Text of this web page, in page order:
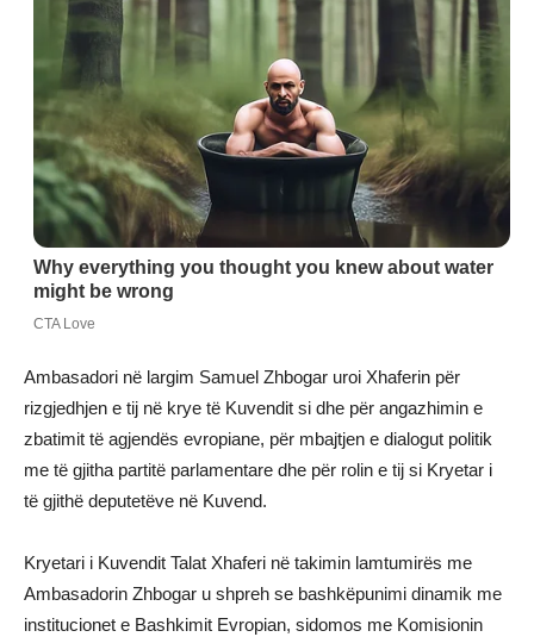
Ambasadori në largim Samuel Zhbogar uroi Xhaferin për
rizgjedhjen e tij në krye të Kuvendit si dhe për angazhimin e
zbatimit të agjendës evropiane, për mbajtjen e dialogut politik
me të gjitha partitë parlamentare dhe për rolin e tij si Kryetar i
të gjithë deputetëve në Kuvend.
Kryetari i Kuvendit Talat Xhaferi në takimin lamtumirës me
Ambasadorin Zhbogar u shpreh se bashkëpunimi dinamik me
institucionet e Bashkimit Evropian, sidomos me Komisionin